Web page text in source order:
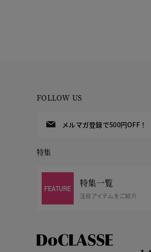
FOLLOW US
メルマガ登録で500円OFF！
特集
特集一覧
注目アイテムをご紹介